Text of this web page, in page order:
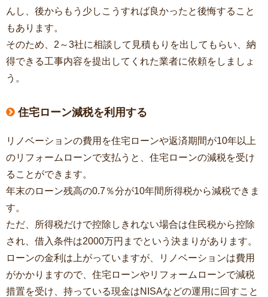
んし、後からもう少しこうすれば良かったと後悔すること
もあります。
そのため、2～3社に相談して見積もりを出してもらい、納
得できる工事内容を提出してくれた業者に依頼をしましょ
う。
住宅ローン減税を利用する
リノベーションの費用を住宅ローンや返済期間が10年以上
のリフォームローンで支払うと、住宅ローンの減税を受け
ることができます。
年末のローン残高の0.7％分が10年間所得税から減税できま
す。
ただ、所得税だけで控除しきれない場合は住民税から控除
され、借入条件は2000万円までという決まりがあります。
ローンの金利は上がっていますが、リノベーションは費用
がかかりますので、住宅ローンやリフォームローンで減税
措置を受け、持っている現金はNISAなどの運用に回すこと